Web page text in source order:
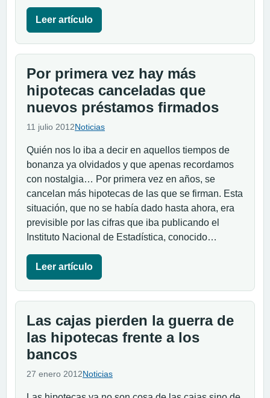
Leer artículo
Por primera vez hay más
hipotecas canceladas que
nuevos préstamos firmados
11 julio 2012Noticias
Quién nos lo iba a decir en aquellos tiempos de
bonanza ya olvidados y que apenas recordamos
con nostalgia… Por primera vez en años, se
cancelan más hipotecas de las que se firman. Esta
situación, que no se había dado hasta ahora, era
previsible por las cifras que iba publicando el
Instituto Nacional de Estadística, conocido…
Leer artículo
Las cajas pierden la guerra de
las hipotecas frente a los
bancos
27 enero 2012Noticias